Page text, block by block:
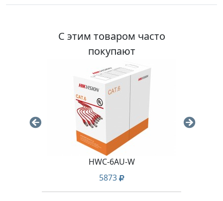
С этим товаром часто
покупают
HWC-6AU-W
5873